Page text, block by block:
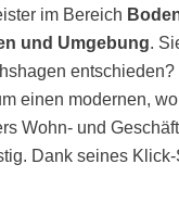
im Bereich
und Umgebung.
einen modernen,
Wohn- und
Dank seines